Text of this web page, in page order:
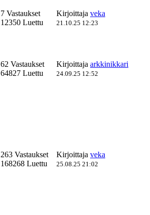
7 Vastaukset
12350 Luettu
Kirjoittaja veka
21.10.25 12:23
62 Vastaukset
64827 Luettu
Kirjoittaja arkkinikkari
24.09.25 12:52
263 Vastaukset
168268 Luettu
Kirjoittaja veka
25.08.25 21:02